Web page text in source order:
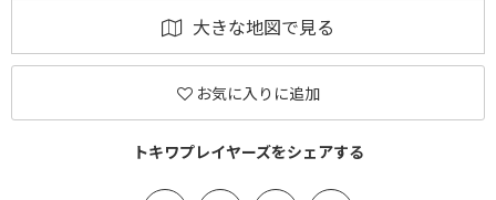
大きな地図で見る
お気に入りに追加
トキワプレイヤーズをシェアする